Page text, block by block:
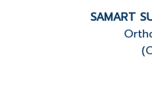
SAMART